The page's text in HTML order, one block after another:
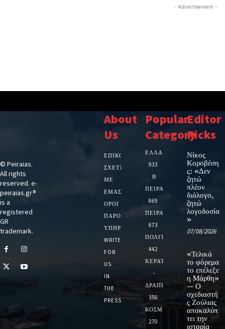
- Advertisement -
© Peiraias.
All rights
reserved. e-
peiraias.gr®
is a
registered
GR
trademark.
About
Us
ΕΠΙΚΟΙΝΩΝΙΑ
ΣΧΕΤΙΚΆ
ΜΕ
ΕΜΆΣ
ΌΡΟΙ
ΠΑΡΟΧΉΣ
ΥΠΗΡΕΣΙΏΝ
WRITE
FOR
US
IN
THE
PRESS
Popular
Category
ΕΛΛΑΔΑ
933
Β
ΠΕΙΡΑΙΑ
869
ΠΕΙΡΑΙΑΣ
673
ΠΟΛΙΤΙΚΗ
442
ΚΕΡΑΤΣΙΝΙ
-
ΔΡΑΠΕΤΣΩΝΑ
356
ΚΟΣΜΟΣ
270
Editor
Picks
Νίκος
Κοροβέση
ς: «Δεν
ζητώ
πλέον
διάλογο,
ζητώ
λογοδοσία
»
07/08/2026
«Τελικά
το φόρεμα
το επέλεξε
η Μάρθη»
— Ο
σχεδιαστή
ς Ζούλιας
αποκαλύπ
τει την
ιστορία